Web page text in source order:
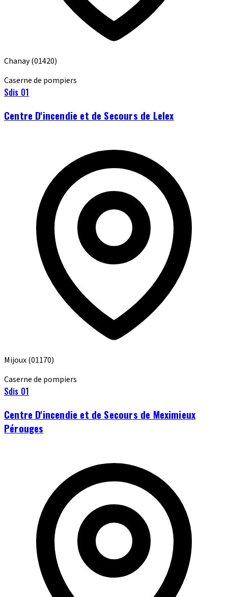
Chanay(01420)
Caserne de pompiers
Sdis 01
Centre D'incendie et de Secours de Lelex
Mijoux(01170)
Caserne de pompiers
Sdis 01
Centre D'incendie et de Secours de Meximieux
Pérouges